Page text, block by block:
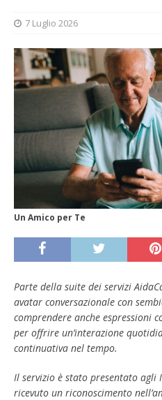
7 Luglio 2026
Un Amico per Te
Parte della suite dei servizi
avatar conversazionale con
comprendere anche espressioni
per offrire un’interazione
continuativa nel tempo.
Il servizio è stato presentato agli
ricevuto un riconoscimento